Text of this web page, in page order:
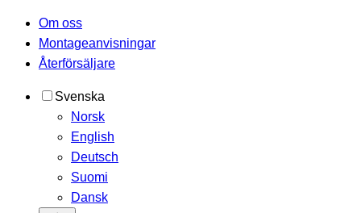
Om oss
Montageanvisningar
Återförsäljare
Svenska
Norsk
English
Deutsch
Suomi
Dansk